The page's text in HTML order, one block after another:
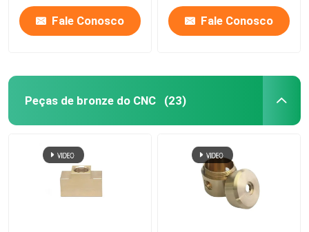
Fale Conosco Fale Conosco
Peças de bronze do CNC (23)